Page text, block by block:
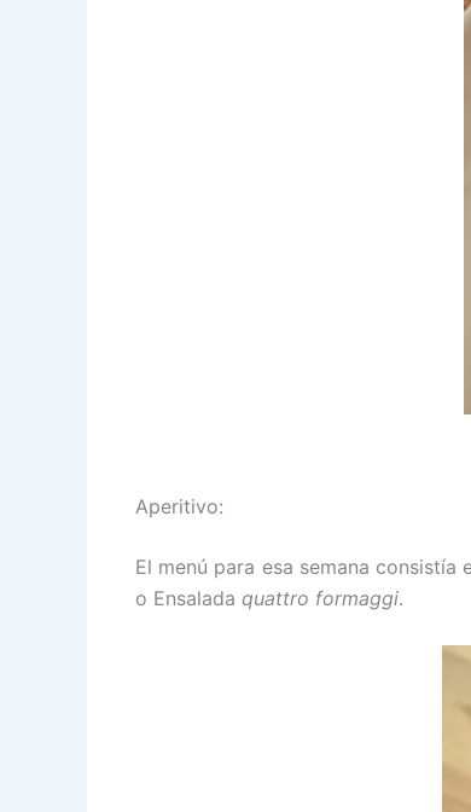
Aperitivo:
El menú para esa semana
o Ensalada quattro formaggi.